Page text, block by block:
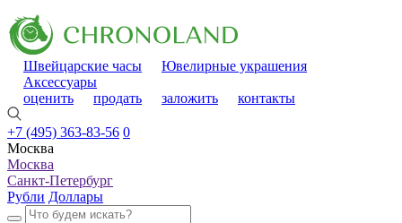
Швейцарские часы
Ювелирные украшения
Аксессуары
оценить
продать заложить контакты
+7 (495) 363-83-56 0
Москва
Москва
Санкт-Петербург
Рубли Доллары